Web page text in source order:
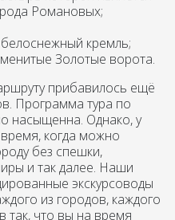
Романовых;
кремль;
Золотые ворота.
прибавилось ещё
Программа тура по
насыщенна. Однако, у
когда можно
без спешки,
и так далее. Наши
экскурсоводы
из городов, каждого
так, что вы на время